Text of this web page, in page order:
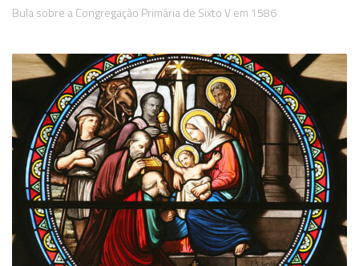
Bula sobre a Congregação Primária de Sixto V em 1586